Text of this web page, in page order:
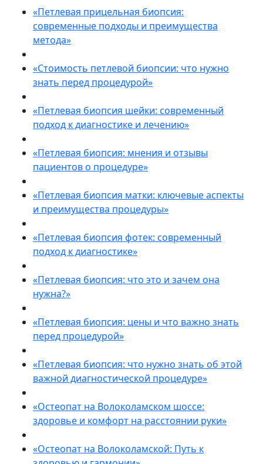
«Петлевая прицельная биопсия:
современные подходы и преимущества
метода»
«Стоимость петлевой биопсии: что нужно
знать перед процедурой»
«Петлевая биопсия шейки: современный
подход к диагностике и лечению»
«Петлевая биопсия: мнения и отзывы
пациентов о процедуре»
«Петлевая биопсия матки: ключевые аспекты
и преимущества процедуры»
«Петлевая биопсия фотек: современный
подход к диагностике»
«Петлевая биопсия: что это и зачем она
нужна?»
«Петлевая биопсия: цены и что важно знать
перед процедурой»
«Петлевая биопсия: что нужно знать об этой
важной диагностической процедуре»
«Остеопат на Волоколамском шоссе:
здоровье и комфорт на расстоянии руки»
«Остеопат на Волоколамской: Путь к